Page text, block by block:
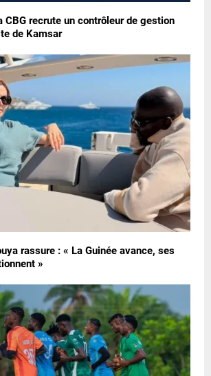
CBG recrute un contrôleur de gestion
de Kamsar
rassure : « La Guinée avance, ses
»